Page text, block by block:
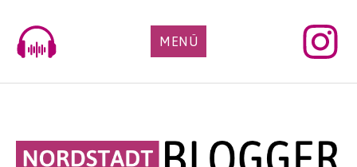
content
MENÜ